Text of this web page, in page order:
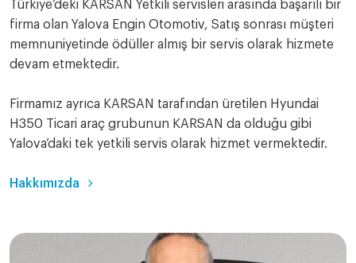
Türkiye’deki KARSAN Yetkili servisleri arasında başarılı bir
firma olan Yalova Engin Otomotiv, Satış sonrası müşteri
memnuniyetinde ödüller almış bir servis olarak hizmete
devam etmektedir.
Firmamız ayrıca KARSAN tarafından üretilen Hyundai
H350 Ticari araç grubunun KARSAN da olduğu gibi
Yalova’daki tek yetkili servis olarak hizmet vermektedir.
Hakkımızda